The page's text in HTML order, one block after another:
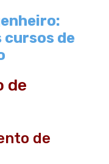
cursos de
de
de